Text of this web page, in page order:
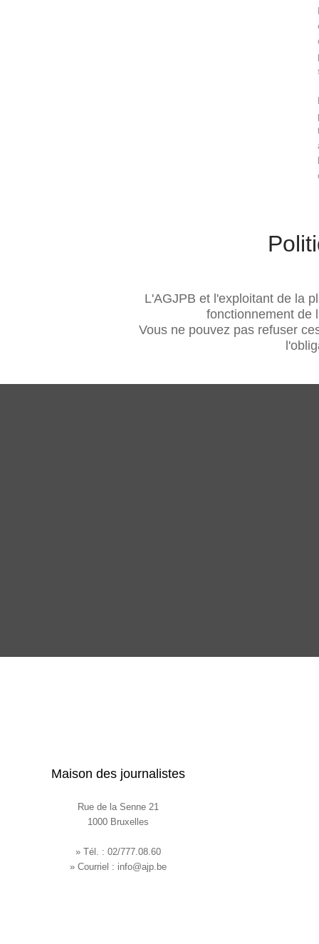
L'AGJPB et l'exploitant de la
fonctionnement de
Vous ne pouvez pas refuser
Maison des journalistes
Rue de la Senne 21
1000 Bruxelles
» Tél. : 02/777.08.60
» Courriel : info@ajp.be